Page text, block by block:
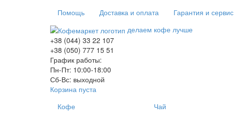
Помощь Доставка и оплата Гарантия и сервис
делаем кофе лучше
+38 (044) 33 22 107
+38 (050) 777 15 51
График работы:
Пн-Пт: 10:00-18:00
Сб-Вс: выходной
Корзина пуста
Кофе
Чай